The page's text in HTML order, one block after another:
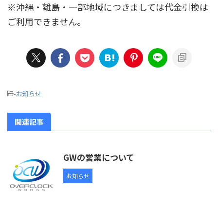
※沖縄・離島・一部地域につきましては代金引換は
ご利用できません。
-お知らせ
関連記事
GWの営業について
お知らせ